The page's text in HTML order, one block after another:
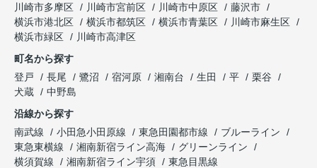
川崎市多摩区
川崎市宮前区 川崎市中原区
藤沢市
横浜市港北区
横浜市都筑区 横浜市青葉区
川崎市麻生区
横浜市緑区
川崎市高津区
町名から探す
登戸
長尾 鷺沼 宿河原 湘南台 生田 平
栗谷
犬蔵
中野島
沿線から探す
南武線
小田急小田原線 東急田園都市線
ブルーライン
東急東横線
湘南新宿ライン高海
グリーンライン
横須賀線
湘南新宿ライン宇須
東急目黒線